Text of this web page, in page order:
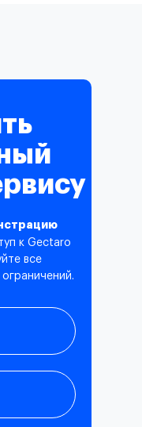
к Gectaro
все